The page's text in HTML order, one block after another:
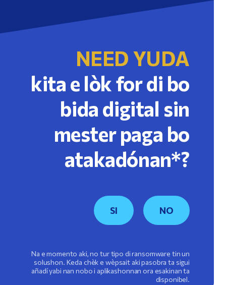
NEED YUDA
kita e lòk for di bo
bida digital sin
mester paga bo
atakadónan*?
SI NO
Na e momento aki, no tur tipo di ransomware tin un
solushon. Keda chèk e wèpsait aki pasobra ta sigui
añadí yabi nan nobo i aplikashonnan ora esakinan ta
disponibel.